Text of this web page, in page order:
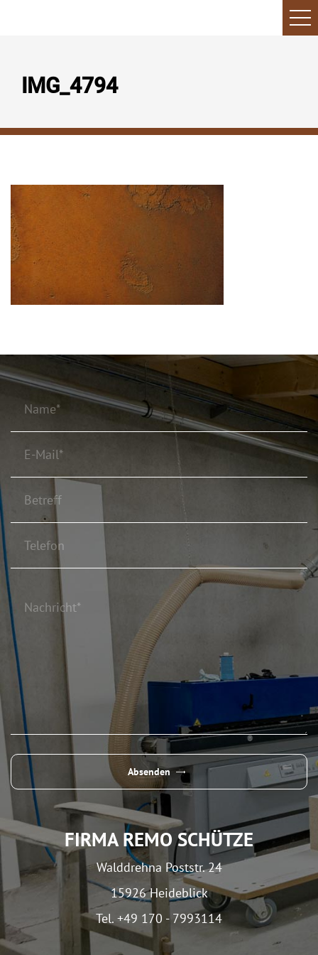
IMG_4794
Absenden
FIRMA REMO SCHÜTZE
Walddrehna Poststr. 24
15926 Heideblick
Tel. +49 170 - 7993114
Mit dem
Karte